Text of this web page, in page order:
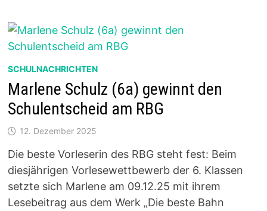
SCHULNACHRICHTEN
Marlene Schulz (6a) gewinnt den
Schulentscheid am RBG
12. Dezember 2025
Die beste Vorleserin des RBG steht fest: Beim
diesjährigen Vorlesewettbewerb der 6. Klassen
setzte sich Marlene am 09.12.25 mit ihrem
Lesebeitrag aus dem Werk „Die beste Bahn